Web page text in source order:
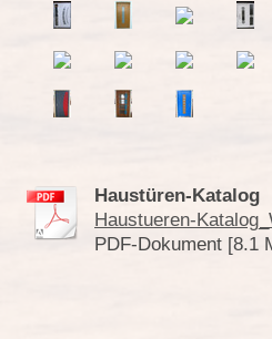
Haustüren-Katalog
Haustueren-
PDF-Dokument [8.1